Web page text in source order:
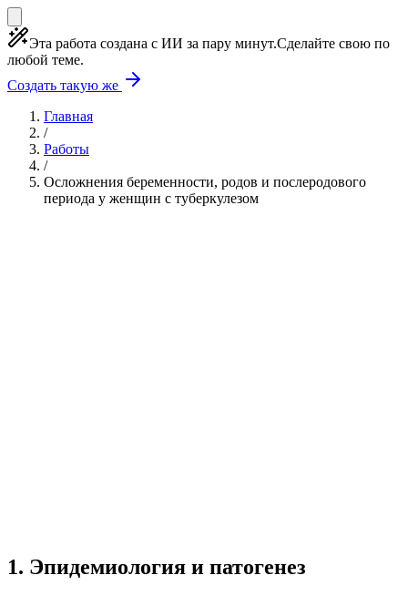
Эта работа создана с ИИ за пару минут.Сделайте свою по
любой теме.
Создать такую же
Главная
/
Работы
/
Осложнения беременности, родов и послеродового
периода у женщин с туберкулезом
1. Эпидемиология и патогенез